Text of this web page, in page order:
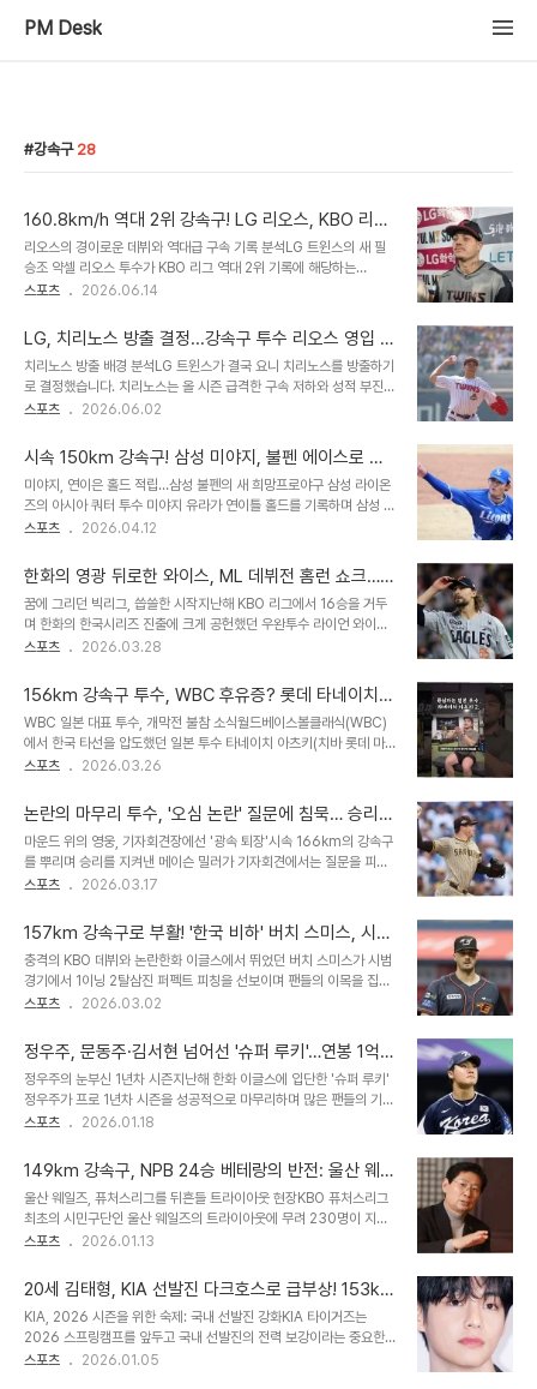
PM Desk
강속구 28
160.8km/h 역대 2위 강속구! LG 리오스, KBO 리그
를 뒤흔든 압도적 구위 선보여
리오스의 경이로운 데뷔와 역대급 구속 기록 분석LG 트윈스의 새 필
승조 약셀 리오스 투수가 KBO 리그 역대 2위 기록에 해당하는
160.8km/h의 강속구를 던지며 모두를 놀라게 했습니다. 이는
중에서는 최고 기록에 해당합니다. 리오스는 롯데와의 경기에서 2이
닝 동안 퍼펙트 피칭을 선보이며 팀 승리에 크게 기여했습니다. 동료
선수들의 찬사와 리오스의 잠재력 평가팀 동료 주장 박해민은 리오스
의 압도적인 구위에 깊은 감명을 받았다고 밝혔습니다. 그는 리오스가
우리 팀에 합류하게 되어 매우 다행이며, 뛰어난 구위와 성격, 성실함
구사하는 것을 보며 공략하기 매우 어려..
스포츠 2026.06.14
LG, 치리노스 방출 결정...강속구 투수 리오스 영입 유
력
치리노스 방출 배경 분석LG 트윈스가 결국 요니 치리노스를 방출하기
로 결정했습니다. 치리노스는 올 시즌 급격한 구속 저하와 성적 부진을
극복하지 못했습니다. 33.2이닝 동안 2승 3패, 평균자책점 6.68,
약셀 리오스LG는 주춤한 마운드 재정비를 위해 베테랑 우완 구원 투
수 약셀 리오스를 차기 대체 외인으로 고려하고 있습니다. 리오스는 최
고 98마일의 패스트볼과 날카로운 스플리터를 구사하는 파이어볼러
입니다. 메이저리그와 마이너리그를 오가며 풍부한 불펜 경험을 쌓았
습니다. 리오스의 부상 극복과 현재 활약리오스는 과거 손가락 혈류 장
리그에서 활약하며 건재함..
스포츠 2026.06.02
시속 150km 강속구! 삼성 미야지, 불펜 에이스로 거
듭나다
미야지, 연이은 홀드 적립…삼성 불펜의 새 희망프로야구 삼성 라이온
즈의 아시아 쿼터 투수 미야지 유라가 연이틀 홀드를 기록하며 삼성 불
펜진에 든든한 힘이 되고 있습니다. 지난 11일 NC 다이노스와의 홈
지켰습니다. 이는 전날 10일 경기에서도 시즌 첫 홀드를 따낸 데 이은
쾌거입니다. 시속 150km를 넘나드는 강력한 직구가 주무기인 미야
지는 시즌 초반 제구력 불안으로 어려움을 겪었으나, 4월 들어 안정감
을 되찾으며 팀의 핵심 불펜 투수로 자리매김하고 있습니다. 150km
직구의 위력, 11구 승부 끝에 빛난 집중력11일 경기에서 미야지는 선두
위기 상황에서 ..
스포츠 2026.04.12
한화의 영광 뒤로한 와이스, ML 데뷔전 홈런 쇼크…1
57km 강속구도 막지 못한 아쉬움
꿈에 그리던 빅리그, 씁쓸한 시작지난해 KBO 리그에서 16승을 거두
며 한화의 한국시리즈 진출에 크게 공헌했던 우완투수 라이언 와이스
가 마침내 생애 처음으로 메이저리그 마운드에 섰습니다. 휴스턴 소속
던 순간은 씁쓸한 결과와 마주해야 했습니다. 9회초 마운드에 오른 와
이스는 첫 타자 잭 네토에게 데뷔전 첫 타석 상대에게 홈런을 허용하며
첫 실점을 기록했습니다. 최고 구속 157km의 강속구에도 불구하고,
와이스의 메이저리그 데뷔는 아쉬움을 남겼습니다. 험난했던 데뷔전,
위기 속 빛난 뚝심데뷔전의 험난함은 여기서 그치지 않았습니다. 마이
으며 무사 1, 2루의 위기에 몰렸..
스포츠 2026.03.28
156km 강속구 투수, WBC 후유증? 롯데 타네이치
어깨 부상으로 개막전 합류 불발
WBC 일본 대표 투수, 개막전 불참 소식월드베이스볼클래식(WBC)
에서 한국 타선을 압도했던 일본 투수 타네이치 아츠키(치바 롯데 마
린즈)가 어깨 불편감을 호소하며 개막전 로스터 합류가 불발되었습니
에서 최고 시속 155.7km의 맹렬한 패스트볼과 날카로운 스플리터를
앞세워 한국 타선을 꽁꽁 묶으며 깊은 인상을 남겼습니다. 타네이치 아
츠키, 부상 경력과 활약상타네이치는 2016년 드래프트 지명 후
2020년 팔꿈치 토미 존 수술이라는 큰 시련을 겪었으나, 2023년 성
공적으로 복귀하여 치바 롯데의 핵심 선발 투수로 자리매김했습니다.
161탈삼진이라는 뛰어난 성적을 ..
스포츠 2026.03.26
논란의 마무리 투수, '오심 논란' 질문에 침묵… 승리의
기쁨 뒤에 숨겨진 진실
마운드 위의 영웅, 기자회견장에선 '광속 퇴장'시속 166km의 강속구
를 뿌리며 승리를 지켜낸 메이슨 밀러가 기자회견에서는 질문을 피해
자리를 떠나는 '광속 퇴장'을 선보였습니다. 명백한 오심 논란 속 승리
에 답하지 않았습니다. 이는 마치 마운드 위에서 실점 위기를 모면하고
더그아웃으로 뛰어 들어가듯, 빠른 걸음으로 기자회견장을 빠져나가
는 모습이었습니다. 사실상의 '답변 거부'이자 줄행랑으로 해석될 수
있는 그의 행동은 많은 이들에게 실망감을 안겨주었습니다. 결승행을
확정한 짜릿한 승리, 그러나 짙어진 논란미국 플로리다주 마이애미에
2-1로 꺾고 결승 진출을 확정했습..
스포츠 2026.03.17
157km 강속구로 부활! '한국 비하' 버치 스미스, 시범
경기 퍼펙트 피칭으로 반전 예고
충격의 KBO 데뷔와 논란한화 이글스에서 뛰었던 버치 스미스가 시범
경기에서 1이닝 2탈삼진 퍼펙트 피칭을 선보이며 팬들의 이목을 집중
시키고 있습니다. 2023년 100만 달러에 계약하며 한국에 온 스미스
이는 그의 KBO 리그 마지막 등판이 되었습니다. 이후 팀은 그를 리카
르도 산체스로 교체했습니다. 부상으로 시즌 아웃된 스미스는 팀을 떠
나는 과정에서도 팬들과 설전을 벌이며 '쓰레기 나라'라고 대한민국을
비하하는 발언으로 큰 논란을 일으켰습니다. 미국 무대에서의 행보한
화를 떠난 스미스는 2024년 마이애미 말린스와 볼티모어 오리올스
4.95를 기록했습니다. 하지만 지..
스포츠 2026.03.02
정우주, 문동주·김서현 넘어선 '슈퍼 루키'…연봉 1억
원 돌파할까?
정우주의 눈부신 1년차 시즌지난해 한화 이글스에 입단한 '슈퍼 루키'
정우주가 프로 1년차 시즌을 성공적으로 마무리하며 많은 팬들의 기대
를 한 몸에 받고 있습니다. 19세의 나이로 시속 156km의 강속구를
53⅔이닝을 소화하며 3승 3홀드, 평균자책점 2.85를 기록했습니
다. 특히, 삼성과의 플레이오프 4차전 선발 등판에서는 3⅓이닝 동안
3피안타 1볼넷 5탈삼진 무실점의 완벽투를 선보이며 '차세대 에이
스'로서의 가능성을 입증했습니다. 또한, 일본과의 평가전에서도 3이
닝 동안 무실점 호투를 펼치며 국제 무대에서도 경쟁력을 과시했습니
될 것 같다는 소감을 밝혔습니다. 그의..
스포츠 2026.01.18
149km 강속구, NPB 24승 베테랑의 반전: 울산 웨일
즈 트라이아웃에 나타난 오카다 아키타케
울산 웨일즈, 퓨처스리그를 뒤흔들 트라이아웃 현장KBO 퓨처스리그
최초의 시민구단인 울산 웨일즈의 트라이아웃에 무려 230명이 지원
하며 뜨거운 열기를 실감케 했습니다. 이틀간의 트라이아웃을 통해 최
참가했습니다. 특히, 일본 출신 선수들의 참여가 눈에 띄었으며, 과거
화려한 경력을 가진 오카다 아키타케 선수의 등장에 많은 이목이 집중
되었습니다. 모두를 놀라게 한 강속구: 오카다 아키타케의 부활오카다
아키타케는 이날 트라이아웃에서 최고 149km의 강속구를 선보이며
현장의 코칭스태프와 참가자들을 놀라게 했습니다. 단단한 하체를 바
스포츠 2026.01.13
20세 김태형, KIA 선발진 다크호스로 급부상! 153km
강속구로 100이닝 돌파 꿈꾼다
KIA, 2026 시즌을 위한 숙제: 국내 선발진 강화KIA 타이거즈는
2026 스프링캠프를 앞두고 국내 선발진의 전력 보강이라는 중요한
과제를 안고 있습니다. 제임스 네일과 아담 올러의 강력한 원투펀치는
스포츠 2026.01.05